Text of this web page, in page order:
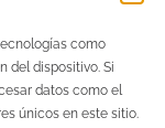
como
del dispositivo. Si
datos como el
únicos en este sitio.